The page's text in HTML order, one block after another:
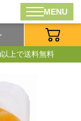
MENU
上で送料無料